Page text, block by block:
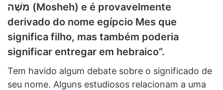
מֹשֶׁה (Mosheh) e é provavelmente
derivado do nome egípcio Mes que
significa filho, mas também poderia
significar entregar em hebraico”.
Tem havido algum debate sobre o significado de
seu nome. Alguns estudiosos relacionam a uma